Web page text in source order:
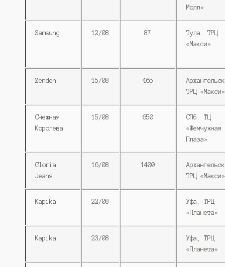
Молл»
Samsung 12/08 87
Тула. ТРЦ
«Макси»
Zenden 15/08 465
ТРЦ «Макси»
Снежная
Королева
15/08 650
СПб. ТЦ
«Жемчужная
Плаза»
Gloria
Jeans
16/08 1400
ТРЦ «Макси»
Kapika 22/08
Уфа. ТРЦ
«Планета»
Kapika 23/08
Уфа, ТРЦ
«Планета»